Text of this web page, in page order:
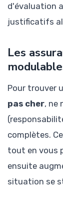
d'évaluation
justificatifs
Les
Pour trouver
pas cher, ne
complètes.
tout en vous
ensuite
situation se